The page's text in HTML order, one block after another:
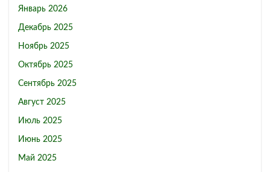
Январь 2026
Декабрь 2025
Ноябрь 2025
Октябрь 2025
Сентябрь 2025
Август 2025
Июль 2025
Июнь 2025
Май 2025